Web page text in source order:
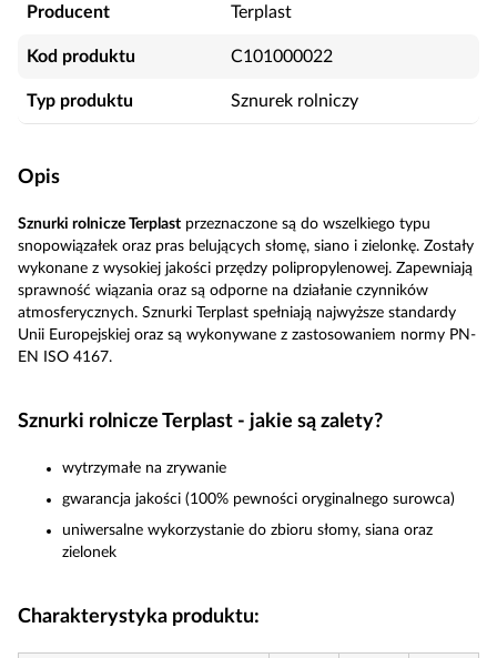
Producent Terplast
Kod produktu C101000022
Typ produktu Sznurek rolniczy
Opis
Sznurki rolnicze Terplast przeznaczone są do wszelkiego typu
snopowiązałek oraz pras belujących słomę, siano i zielonkę. Zostały
wykonane z wysokiej jakości przędzy polipropylenowej. Zapewniają
sprawność wiązania oraz są odporne na działanie czynników
atmosferycznych. Sznurki Terplast spełniają najwyższe standardy
Unii Europejskiej oraz są wykonywane z zastosowaniem normy PN-
EN ISO 4167.
Sznurki rolnicze Terplast - jakie są zalety?
wytrzymałe na zrywanie
gwarancja jakości (100% pewności oryginalnego surowca)
uniwersalne wykorzystanie do zbioru słomy, siana oraz
zielonek
Charakterystyka produktu: